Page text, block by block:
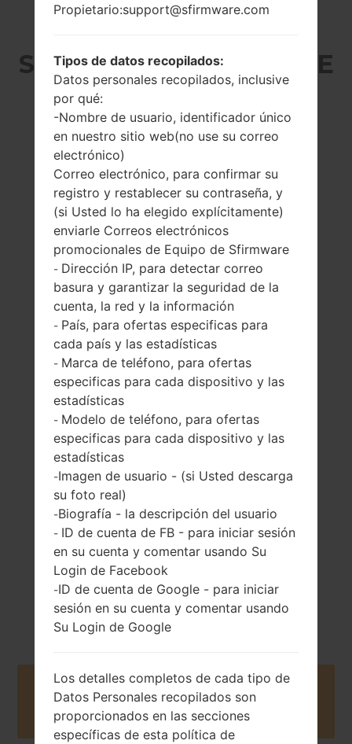
SAMSUNG SM-J330G DE
LA SERIE GALAXY J3
PRO
5.0 pulgadas
(~68% relación
pantalla-cuerpo)
720 x 1280 píxeles
(~294 densidad de
píxeles por
pulgada)
142 gramosramos
(5.01 onzas)
2400 mAh
1400MHz ARM
2GB
Android Pie 9
Agosto, 2017
Buy accessories on Amazon
Propietario:support@sfirmware.com
Tipos de datos recopilados:
Datos personales recopilados, inclusive
por qué:
-Nombre de usuario, identificador único
en nuestro sitio web(no use su correo
electrónico)
Correo electrónico, para confirmar su
registro y restablecer su contraseña, y
(si Usted lo ha elegido explícitamente)
enviarle Correos electrónicos
promocionales de Equipo de Sfirmware
- Dirección IP, para detectar correo
basura y garantizar la seguridad de la
cuenta, la red y la información
- País, para ofertas especificas para
cada país y las estadísticas
- Marca de teléfono, para ofertas
especificas para cada dispositivo y las
estadísticas
- Modelo de teléfono, para ofertas
especificas para cada dispositivo y las
estadísticas
-Imagen de usuario - (si Usted descarga
su foto real)
-Biografía - la descripción del usuario
- ID de cuenta de FB - para iniciar sesión
en su cuenta y comentar usando Su
Login de Facebook
-ID de cuenta de Google - para iniciar
sesión en su cuenta y comentar usando
Su Login de Google
Los detalles completos de cada tipo de
Datos Personales recopilados son
proporcionados en las secciones
específicas de esta política de